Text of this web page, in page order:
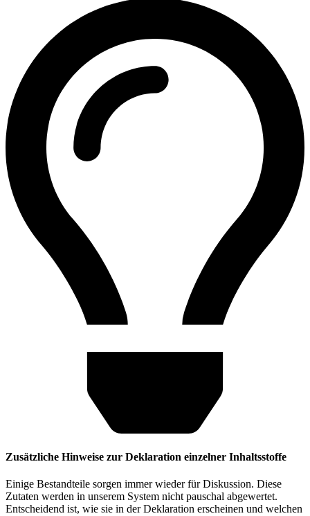
Zusätzliche Hinweise zur Deklaration einzelner Inhaltsstoffe
Einige Bestandteile sorgen immer wieder für Diskussion. Diese
Zutaten werden in unserem System nicht pauschal abgewertet.
Entscheidend ist, wie sie in der Deklaration erscheinen und welchen